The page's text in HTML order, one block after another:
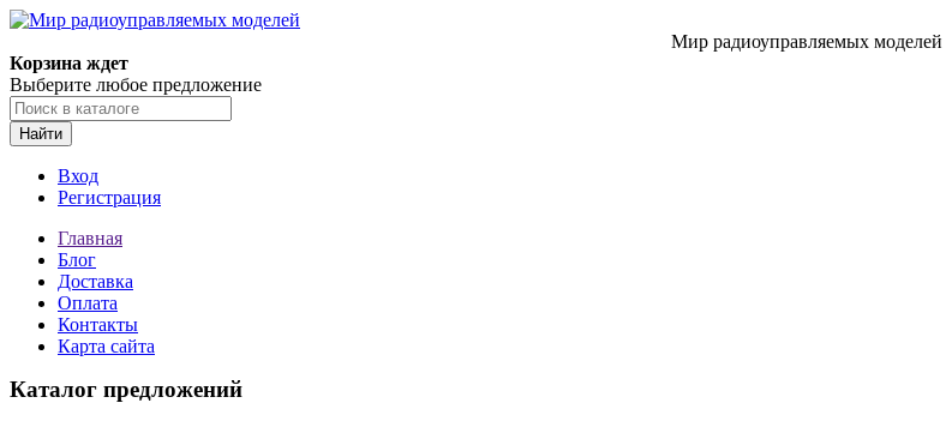
Мир радиоуправляемых моделей
Корзина ждет
Выберите любое предложение
Найти
Вход
Регистрация
Главная
Блог
Доставка
Оплата
Контакты
Карта сайта
Каталог предложений